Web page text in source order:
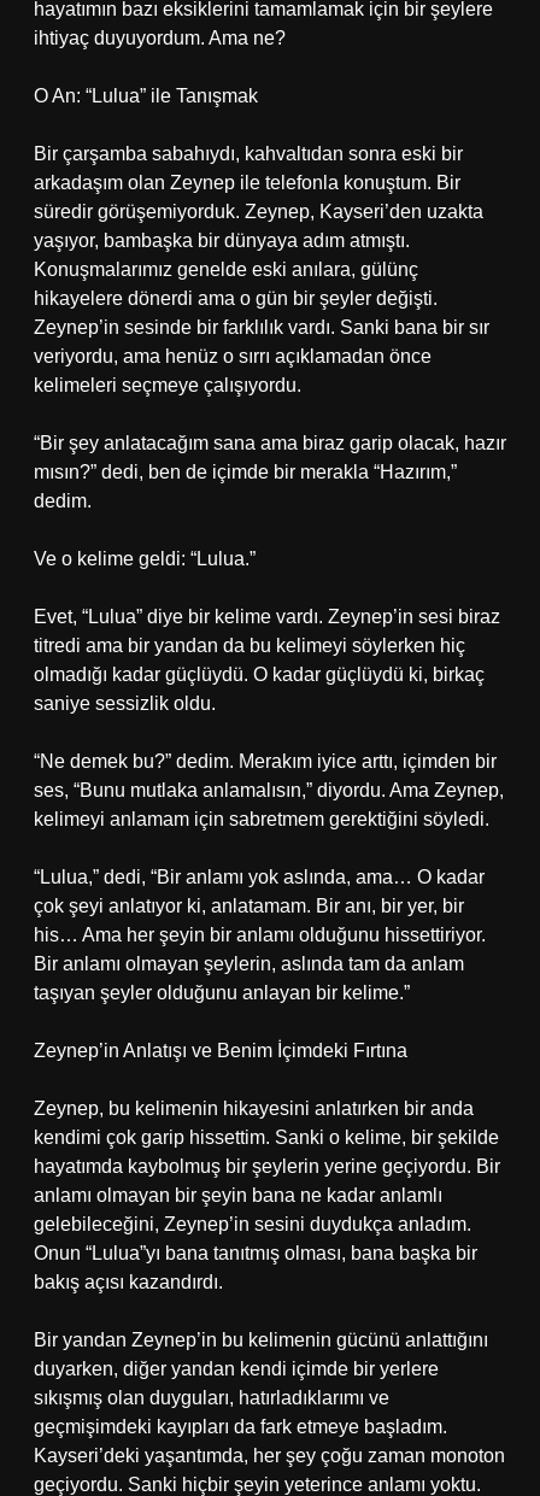
hayatımın bazı eksiklerini tamamlamak için bir şeylere
ihtiyaç duyuyordum. Ama ne?
O An: “Lulua” ile Tanışmak
Bir çarşamba sabahıydı, kahvaltıdan sonra eski bir
arkadaşım olan Zeynep ile telefonla konuştum. Bir
süredir görüşemiyorduk. Zeynep, Kayseri’den uzakta
yaşıyor, bambaşka bir dünyaya adım atmıştı.
Konuşmalarımız genelde eski anılara, gülünç
hikayelere dönerdi ama o gün bir şeyler değişti.
Zeynep’in sesinde bir farklılık vardı. Sanki bana bir sır
veriyordu, ama henüz o sırrı açıklamadan önce
kelimeleri seçmeye çalışıyordu.
“Bir şey anlatacağım sana ama biraz garip olacak, hazır
mısın?” dedi, ben de içimde bir merakla “Hazırım,”
dedim.
Ve o kelime geldi: “Lulua.”
Evet, “Lulua” diye bir kelime vardı. Zeynep’in sesi biraz
titredi ama bir yandan da bu kelimeyi söylerken hiç
olmadığı kadar güçlüydü. O kadar güçlüydü ki, birkaç
saniye sessizlik oldu.
“Ne demek bu?” dedim. Merakım iyice arttı, içimden bir
ses, “Bunu mutlaka anlamalısın,” diyordu. Ama Zeynep,
kelimeyi anlamam için sabretmem gerektiğini söyledi.
“Lulua,” dedi, “Bir anlamı yok aslında, ama… O kadar
çok şeyi anlatıyor ki, anlatamam. Bir anı, bir yer, bir
his… Ama her şeyin bir anlamı olduğunu hissettiriyor.
Bir anlamı olmayan şeylerin, aslında tam da anlam
taşıyan şeyler olduğunu anlayan bir kelime.”
Zeynep’in Anlatışı ve Benim İçimdeki Fırtına
Zeynep, bu kelimenin hikayesini anlatırken bir anda
kendimi çok garip hissettim. Sanki o kelime, bir şekilde
hayatımda kaybolmuş bir şeylerin yerine geçiyordu. Bir
anlamı olmayan bir şeyin bana ne kadar anlamlı
gelebileceğini, Zeynep’in sesini duydukça anladım.
Onun “Lulua”yı bana tanıtmış olması, bana başka bir
bakış açısı kazandırdı.
Bir yandan Zeynep’in bu kelimenin gücünü anlattığını
duyarken, diğer yandan kendi içimde bir yerlere
sıkışmış olan duyguları, hatırladıklarımı ve
geçmişimdeki kayıpları da fark etmeye başladım.
Kayseri’deki yaşantımda, her şey çoğu zaman monoton
geçiyordu. Sanki hiçbir şeyin yeterince anlamı yoktu.